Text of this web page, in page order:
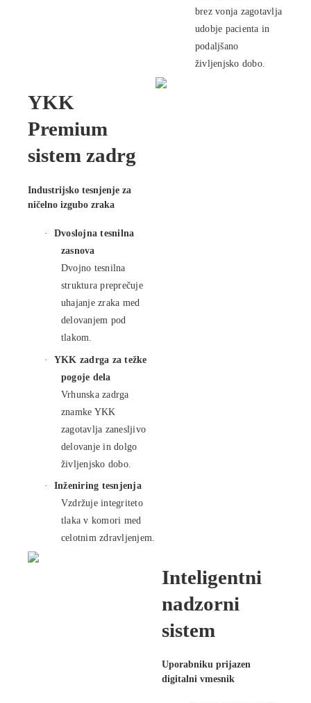
brez vonja zagotavlja
udobje pacienta in
podaljšano
življenjsko dobo.
YKK
Premium
sistem zadrg
Industrijsko tesnjenje za
ničelno izgubo zraka
·
Dvoslojna tesnilna
zasnova
Dvojno tesnilna
struktura preprečuje
uhajanje zraka med
delovanjem pod
tlakom.
·
YKK zadrga za težke
pogoje dela
Vrhunska zadrga
znamke YKK
zagotavlja zanesljivo
delovanje in dolgo
življenjsko dobo.
·
Inženiring tesnjenja
Vzdržuje integriteto
tlaka v komori med
celotnim zdravljenjem.
Inteligentni
nadzorni
sistem
Uporabniku prijazen
digitalni vmesnik